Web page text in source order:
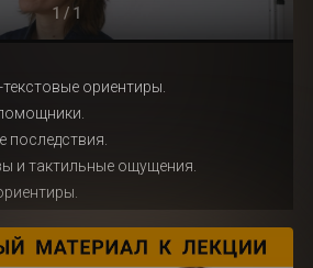
1 / 1
ориентиры.
последствия.
и тактильные ощущения.